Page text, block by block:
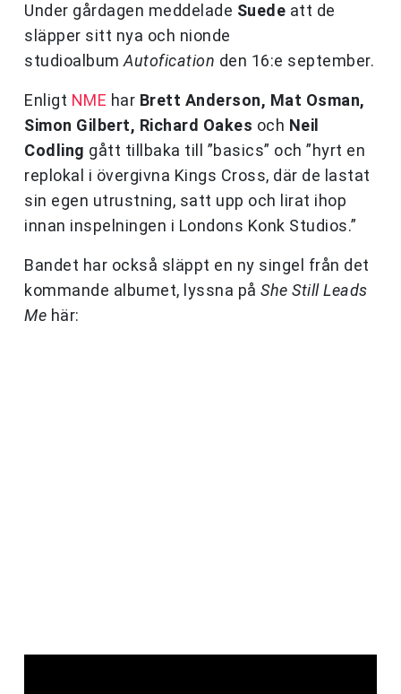
Under gårdagen meddelade Suede att de
släpper sitt nya och nionde
studioalbum Autofication den 16:e september.
Enligt NME har Brett Anderson, Mat Osman,
Simon Gilbert, Richard Oakes och Neil
Codling gått tillbaka till ”basics” och ”hyrt en
replokal i övergivna Kings Cross, där de lastat
sin egen utrustning, satt upp och lirat ihop
innan inspelningen i Londons Konk Studios.”
Bandet har också släppt en ny singel från det
kommande albumet, lyssna på She Still Leads
Me här: